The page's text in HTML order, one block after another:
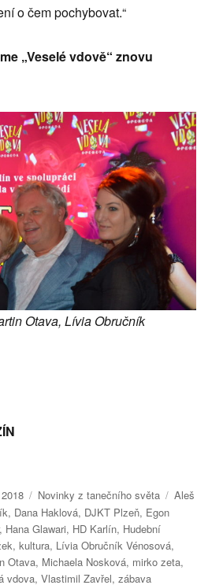
o čem pochybovat.“
„Veselé vdově“ znovu
Otava, Lívia Obručník
Rubriky:
Novinky z tanečního světa Štítky:
Aleš
, Dana Haklová, DJKT Plzeň, Egon
, Hana Glawari, HD Karlín, Hudební
,kultura, Lívia Obručník Vénosová,
Otava, Michaela Nosková, mirko zeta,
vdova,Vlastimil Zavřel,zábava